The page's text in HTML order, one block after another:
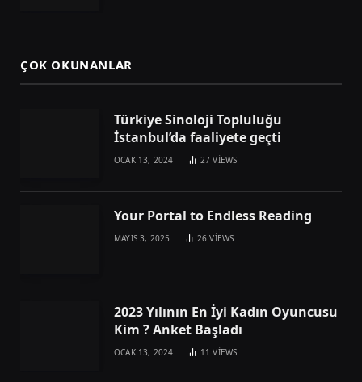
ÇOK OKUNANLAR
Türkiye Sinoloji Topluluğu
İstanbul’da faaliyete geçti
OCAK 13, 2024 27VIEWS
Your Portal to Endless Reading
MAYIS 3, 2025 26VIEWS
2023 Yılının En İyi Kadın Oyuncusu
Kim ? Anket Başladı
OCAK 13, 2024 11VIEWS